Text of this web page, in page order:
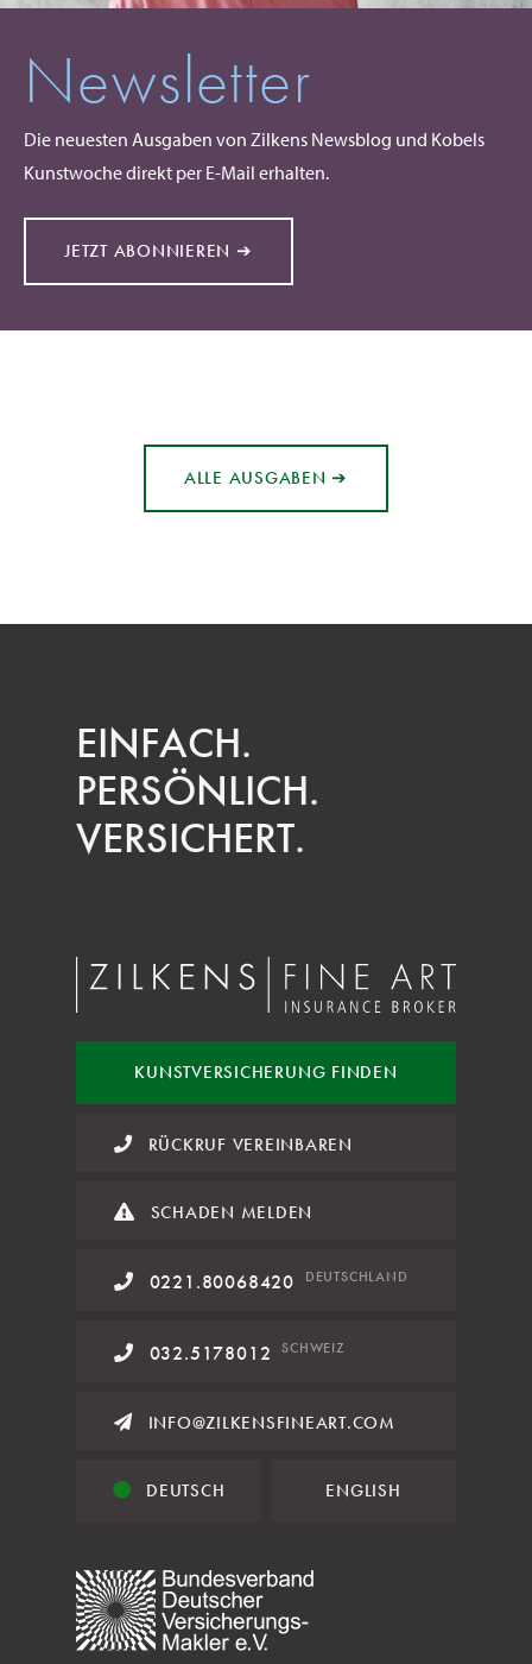
Newsletter
Die neuesten Ausgaben von Zilkens Newsblog und Kobels
Kunstwoche direkt per E-Mail erhalten.
JETZT ABONNIEREN ➔
ALLE AUSGABEN ➔
EINFACH.
PERSÖNLICH.
VERSICHERT.
KUNSTVERSICHERUNG FINDEN
RÜCKRUF VEREINBAREN
SCHADEN MELDEN
0221.80068420 DEUTSCHLAND
032.5178012 SCHWEIZ
INFO@ZILKENSFINEART.COM
DEUTSCH ENGLISH